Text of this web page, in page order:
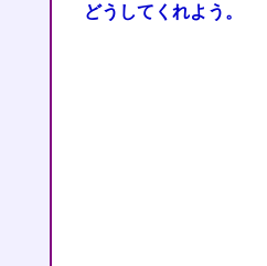
どうしてくれよう。